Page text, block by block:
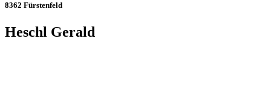
8362 Fürstenfeld
Heschl Gerald